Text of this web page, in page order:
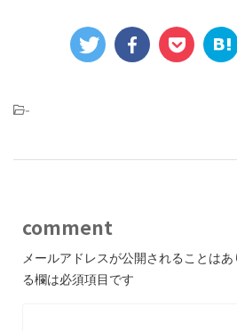
-
comment
メールアドレスが公開されることはあ
る欄は必須項目です